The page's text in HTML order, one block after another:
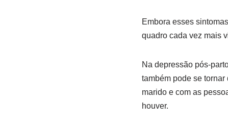
Embora esses
quadro cada vez mais
Na depressão pós-
também pode se
marido e com as
houver.